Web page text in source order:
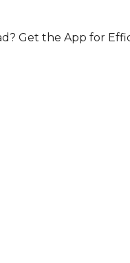
Get the App for